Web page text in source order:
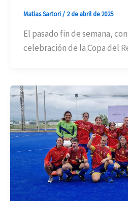
Matias Sartori/ 2 de abril de 2025
El pasado fin de semana,
celebración de la Copa del